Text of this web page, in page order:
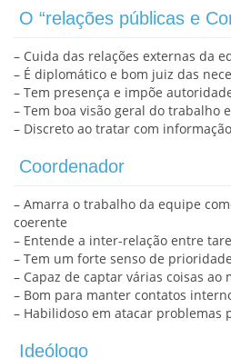
O “relações públicas e
– Cuida das relações externas da
– É diplomático e bom juiz das
– Tem presença e impõe
– Tem boa visão geral do trabalho
– Discreto ao tratar com
Coordenador
– Amarra o trabalho da equipe
coerente
– Entende a inter-relação entre
– Tem um forte senso de prioridade
– Capaz de captar várias coisas ao
– Bom para manter contatos
– Habilidoso em atacar problemas
Ideólogo